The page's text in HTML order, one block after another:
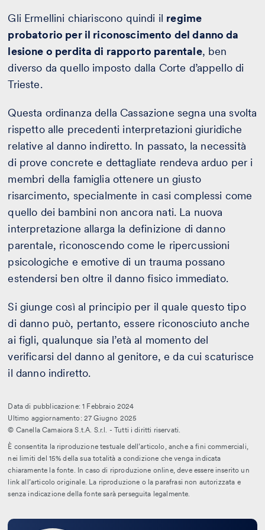
Gli Ermellini chiariscono quindi il regime
probatorio per il riconoscimento del danno da
lesione o perdita di rapporto parentale, ben
diverso da quello imposto dalla Corte d’appello di
Trieste.
Questa ordinanza della Cassazione segna una svolta
rispetto alle precedenti interpretazioni giuridiche
relative al danno indiretto. In passato, la necessità
di prove concrete e dettagliate rendeva arduo per i
membri della famiglia ottenere un giusto
risarcimento, specialmente in casi complessi come
quello dei bambini non ancora nati. La nuova
interpretazione allarga la definizione di danno
parentale, riconoscendo come le ripercussioni
psicologiche e emotive di un trauma possano
estendersi ben oltre il danno fisico immediato.
Si giunge così al principio per il quale questo tipo
di danno può, pertanto, essere riconosciuto anche
ai figli, qualunque sia l’età al momento del
verificarsi del danno al genitore, e da cui scaturisce
il danno indiretto.
Data di pubblicazione: 1 Febbraio 2024
Ultimo aggiornamento: 27 Giugno 2025
© Canella Camaiora S.t.A. S.r.l. - Tutti i diritti riservati.
È consentita la riproduzione testuale dell’articolo, anche a fini commerciali,
nei limiti del 15% della sua totalità a condizione che venga indicata
chiaramente la fonte. In caso di riproduzione online, deve essere inserito un
link all’articolo originale. La riproduzione o la parafrasi non autorizzata e
senza indicazione della fonte sarà perseguita legalmente.
Leggi